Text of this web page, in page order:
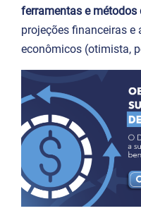
ferramentas e
projeções financeiras e
econômicos (otimista,